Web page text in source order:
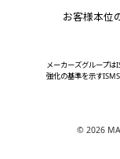
お客様本位
メーカーズグループは
強化の基準を示す
© 2026